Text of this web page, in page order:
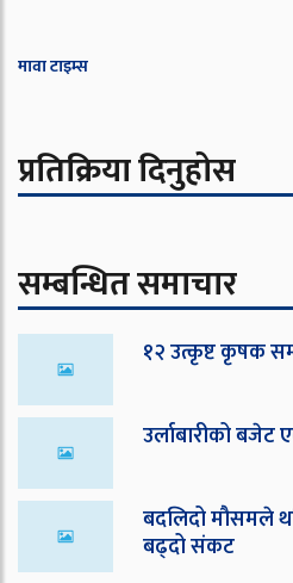
मावा टाइम्स
प्रतिक्रिया दिनुहोस
सम्बन्धित समाचार
१२ उत्कृष्ट कृषक
उर्लाबारीको बजेट
बदलिदो मौसमले
बढ्दो संकट